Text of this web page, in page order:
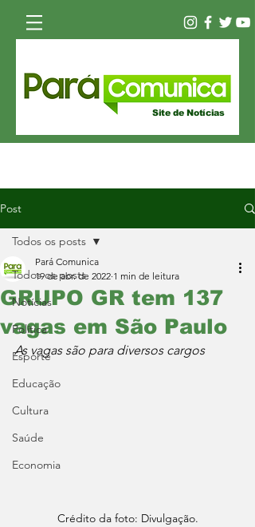
Site de Notícias
Post
Todos os posts
Notícias
Política
Esporte
Educação
Cultura
Saúde
Economia
Todos os posts
GRUPO GR tem 137
vagas em São Paulo
Pará Comunica
19 de abr. de 2022 1 min de leitura
As vagas são para diversos cargos
Crédito da foto: Divulgação.